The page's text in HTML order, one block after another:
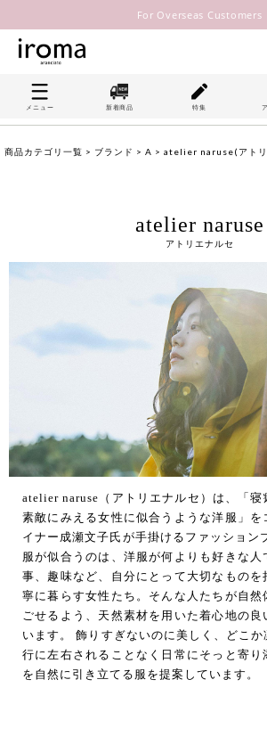
For Overseas Customers
メニュー 新着商品 特集
商品カテゴリ一覧 > ブランド > A > atelier naruse(アトリ
atelier naruse
アトリエナルセ
atelier naruse（アトリエナルセ）は、「寝
素敵にみえる女性に似合うような洋服」を
イナー成瀬文子氏が手掛けるファッション
服が似合うのは、洋服が何よりも好きな人
事、趣味など、自分にとって大切なものを
寧に暮らす女性たち。そんな人たちが自然
ごせるよう、天然素材を用いた着心地の良
います。 飾りすぎないのに美しく、どこ
行に左右されることなく日常にそっと寄り
を自然に引き立てる服を提案しています。